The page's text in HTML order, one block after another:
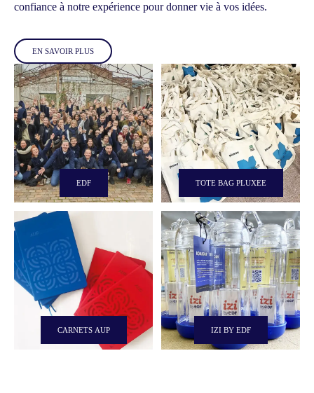
EDF TOTE BAG PLUXEE
CARNETS AUP IZI BY EDF
confiance à notre expérience pour donner vie à vos idées.
EN SAVOIR PLUS